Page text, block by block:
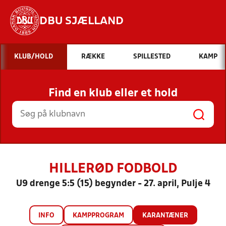
DBU SJÆLLAND
Hvad vil du søge efter?
INDHOLD OG NYHEDER
STILLINGER, RESULTATER, KLUBBER OG
HOLD
KLUB/HOLD RÆKKE SPILLESTED KAMP
Find en klub eller et hold
HILLERØD FODBOLD
U9 drenge 5:5 (15) begynder - 27. april, Pulje 4
INFO KAMPPROGRAM KARANTÆNER